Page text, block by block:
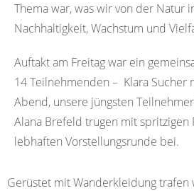
Thema war, was wir von der Natur
Nachhaltigkeit, Wachstum und
Auftakt am Freitag war ein
14 Teilnehmenden – Klara Sucher
Abend, unsere jüngsten
Alana Brefeld trugen mit spritzigen
lebhaften Vorstellungsrunde bei.
Gerüstet mit Wanderkleidung trafen